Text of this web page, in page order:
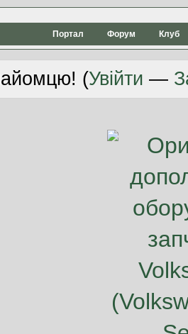
Портал Форум Клуб
(Увійти —